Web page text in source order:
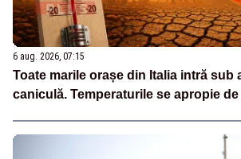
6 aug. 2026, 07:15
Toate marile orașe din Italia intră sub
caniculă. Temperaturile se apropie